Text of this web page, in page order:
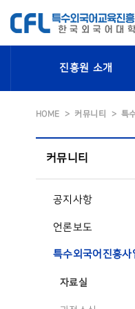
진흥원 소개
HOME 커뮤니티 특
커뮤니티
공지사항
언론보도
특수외국어진흥사
자료실